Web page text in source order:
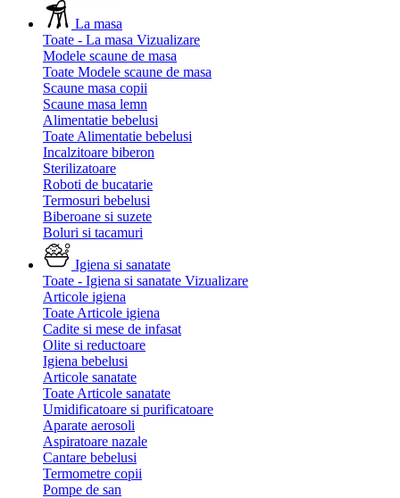
La masa
Toate - La masa Vizualizare
Modele scaune de masa
Toate Modele scaune de masa
Scaune masa copii
Scaune masa lemn
Alimentatie bebelusi
Toate Alimentatie bebelusi
Incalzitoare biberon
Sterilizatoare
Roboti de bucatarie
Termosuri bebelusi
Biberoane si suzete
Boluri si tacamuri
Igiena si sanatate
Toate - Igiena si sanatate Vizualizare
Articole igiena
Toate Articole igiena
Cadite si mese de infasat
Olite si reductoare
Igiena bebelusi
Articole sanatate
Toate Articole sanatate
Umidificatoare si purificatoare
Aparate aerosoli
Aspiratoare nazale
Cantare bebelusi
Termometre copii
Pompe de san